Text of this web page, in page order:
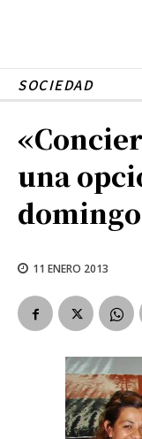
SOCIEDAD
una
domingo
11 ENERO 2013